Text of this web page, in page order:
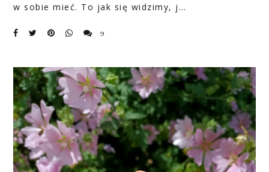
w sobie mieć. To jak się widzimy, j…
9